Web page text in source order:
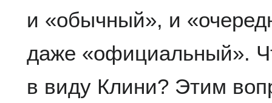
и «обычный», и
даже «официальный».
в виду Клини? Этим